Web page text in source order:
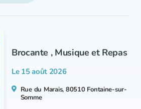
Brocante , Musique et Repas
Le 15 août 2026
Rue du Marais, 80510 Fontaine-sur-
Somme